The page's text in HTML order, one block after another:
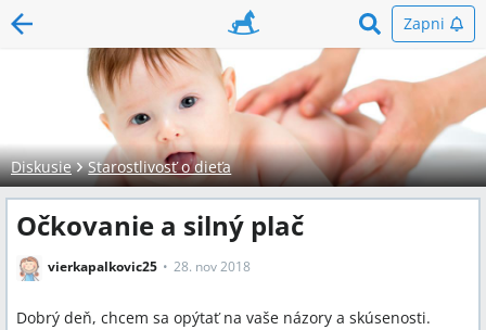
Zapni
Diskusie Starostlivosť o dieťa
Očkovanie a silný plač
vierkapalkovic25 28. nov 2018
Dobrý deň, chcem sa opýtať na vaše názory a skúsenosti.